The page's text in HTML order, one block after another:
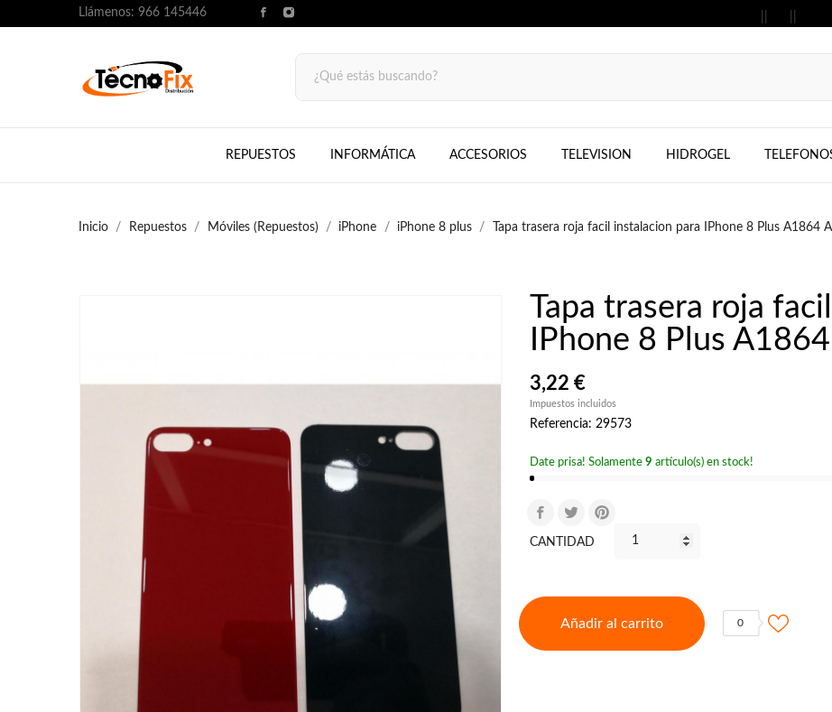
Llámenos: 966 145446
REPUESTOS INFORMÁTICA ACCESORIOS TELEVISION HIDROGEL
Inicio Repuestos Móviles (Repuestos) iPhone iPhone 8 plus Tapa trasera roja facil instalacion para IPhone 8 Plus A1864
Tapa trasera roja
IPhone 8 Plus
3,22 €
Impuestos incluidos
Referencia: 29573
Date prisa! Solamente 9 artículo(s) en stock!
CANTIDAD
Añadir al carrito 0